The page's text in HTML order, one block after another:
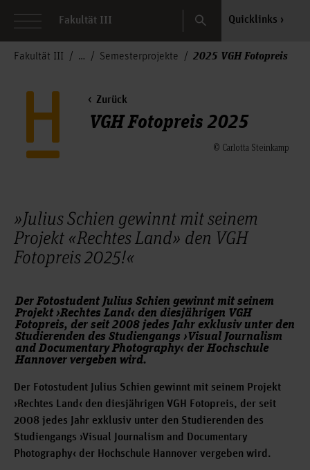
Fakultät III Search Quicklinks
Fakultät III Semesterprojekte 2025 VGH Fotopreis
Zurück
VGH Fotopreis 2025
© Carlotta Steinkamp
»Julius Schien gewinnt mit seinem
Projekt «Rechtes Land» den VGH
Fotopreis 2025!«
Der Fotostudent Julius Schien gewinnt mit seinem
Projekt ›Rechtes Land‹ den diesjährigen VGH
Fotopreis, der seit 2008 jedes Jahr exklusiv unter den
Studierenden des Studiengangs ›Visual Journalism
and Documentary Photography‹ der Hochschule
Hannover vergeben wird.
Der Fotostudent Julius Schien gewinnt mit seinem Projekt
›Rechtes Land‹ den diesjährigen VGH Fotopreis, der seit
2008 jedes Jahr exklusiv unter den Studierenden des
Studiengangs ›Visual Journalism and Documentary
Photography‹ der Hochschule Hannover vergeben wird.